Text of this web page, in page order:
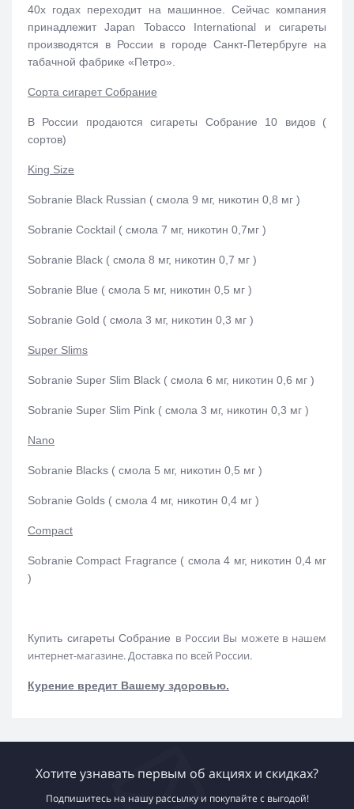
40х годах переходит на машинное. Сейчас компания
принадлежит Japan Tobacco International и сигареты
производятся в России в городе Санкт-Петербруге на
табачной фабрике «Петро».
Сорта сигарет Собрание
В России продаются сигареты Собрание 10 видов (
сортов)
King Size
Sobranie Black Russian ( смола 9 мг, никотин 0,8 мг )
Sobranie Cocktail ( смола 7 мг, никотин 0,7мг )
Sobranie Black ( смола 8 мг, никотин 0,7 мг )
Sobranie Blue ( смола 5 мг, никотин 0,5 мг )
Sobranie Gold ( смола 3 мг, никотин 0,3 мг )
Super Slims
Sobranie Super Slim Black ( смола 6 мг, никотин 0,6 мг )
Sobranie Super Slim Pink ( смола 3 мг, никотин 0,3 мг )
Nano
Sobranie Blacks ( смола 5 мг, никотин 0,5 мг )
Sobranie Golds ( смола 4 мг, никотин 0,4 мг )
Compact
Sobranie Compact Fragrance ( смола 4 мг, никотин 0,4 мг
)
Купить сигареты Собрание в России Вы можете в нашем
интернет-магазине. Доставка по всей России.
Курение вредит Вашему здоровью.
Хотите узнавать первым об акциях и скидках?
Подпишитесь на нашу рассылку и покупайте с выгодой!